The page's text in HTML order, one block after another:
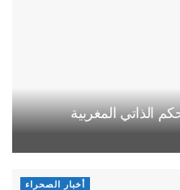
الذاتي المغربية
أخبار الصحراء